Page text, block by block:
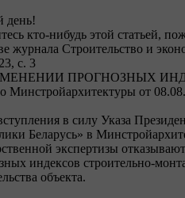
день!
кто-нибудь этой статьей,
журнала Строительство и
с. 3
ПРОГНОЗНЫХ
Минстройархитектуры от
в силу Указа
Беларусь» в
экспертизы
индексов строительно-
объекта.